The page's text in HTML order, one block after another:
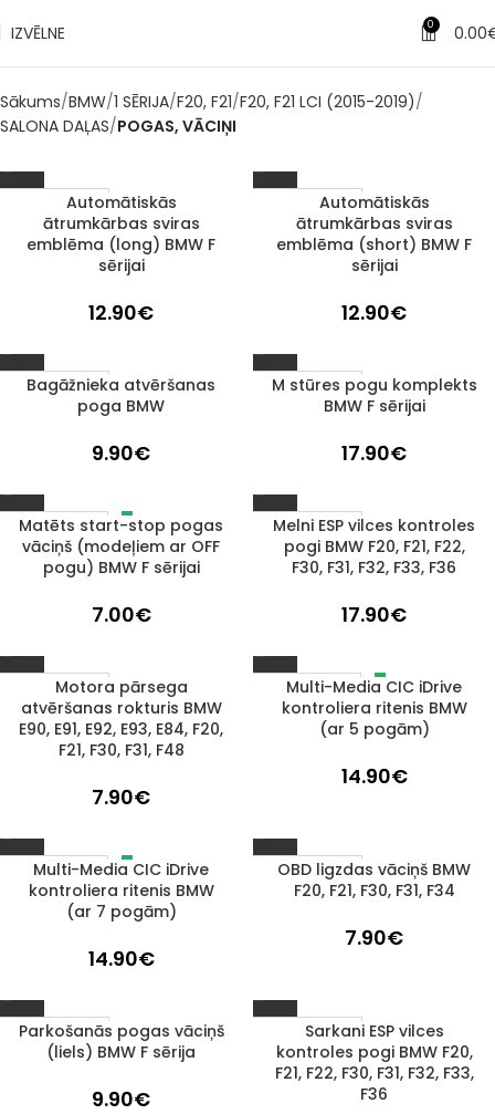
IZVĒLNE 0 0.00
Sākums BMW 1 SĒRIJA F20, F21 F20, F21 LCI (2015-2019)
SALONA DAĻAS POGAS, VĀCIŅI
1–3 D. D.
Automātiskās
ātrumkārbas sviras
emblēma (long) BMW F
sērijai
12.90€
1–3 D. D.
Automātiskās
ātrumkārbas sviras
emblēma (short) BMW F
sērijai
12.90€
1–3 D. D.
Bagāžnieka atvēršanas
poga BMW
9.90€
1–3 D. D.
M stūres pogu komplekts
BMW F sērijai
17.90€
IZPĀRDOTS
Matēts start-stop pogas
vāciņš (modeļiem ar OFF
pogu) BMW F sērijai
7.00€
1–3 D. D.
Melni ESP vilces kontroles
pogi BMW F20, F21, F22,
F30, F31, F32, F33, F36
17.90€
1–3 D. D.
Motora pārsega
atvēršanas rokturis BMW
E90, E91, E92, E93, E84, F20,
F21, F30, F31, F48
7.90€
IZPĀRDOTS
Multi-Media CIC iDrive
kontroliera ritenis BMW
(ar 5 pogām)
14.90€
IZPĀRDOTS
Multi-Media CIC iDrive
kontroliera ritenis BMW
(ar 7 pogām)
14.90€
1–3 D. D.
OBD ligzdas vāciņš BMW
F20, F21, F30, F31, F34
7.90€
1–3 D. D.
Parkošanās pogas vāciņš
(liels) BMW F sērija
9.90€
1–3 D. D.
Sarkani ESP vilces
kontroles pogi BMW F20,
F21, F22, F30, F31, F32, F33,
F36